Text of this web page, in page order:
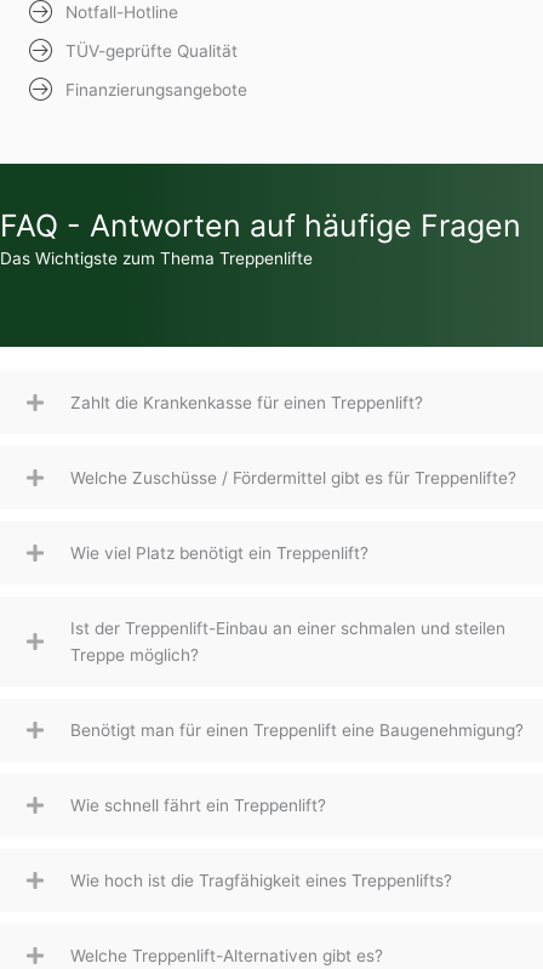
Notfall-Hotline
TÜV-geprüfte Qualität
Finanzierungsangebote
FAQ - Antworten auf häufige Fragen
Das Wichtigste zum Thema Treppenlifte
Zahlt die Krankenkasse für einen Treppenlift?
Welche Zuschüsse / Fördermittel gibt es für Treppenlifte?
Wie viel Platz benötigt ein Treppenlift?
Ist der Treppenlift-Einbau an einer schmalen und steilen
Treppe möglich?
Benötigt man für einen Treppenlift eine Baugenehmigung?
Wie schnell fährt ein Treppenlift?
Wie hoch ist die Tragfähigkeit eines Treppenlifts?
Welche Treppenlift-Alternativen gibt es?